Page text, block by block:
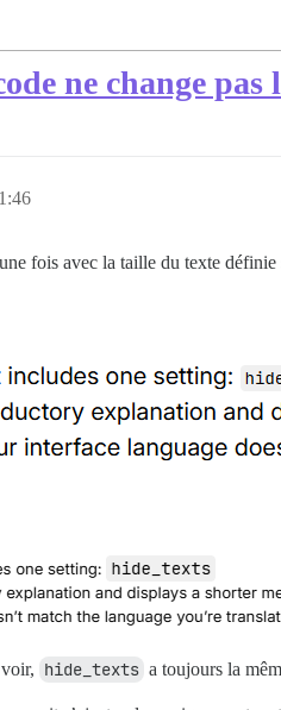
ne change
fois avec la taille du texte
hide_texts a toujours la